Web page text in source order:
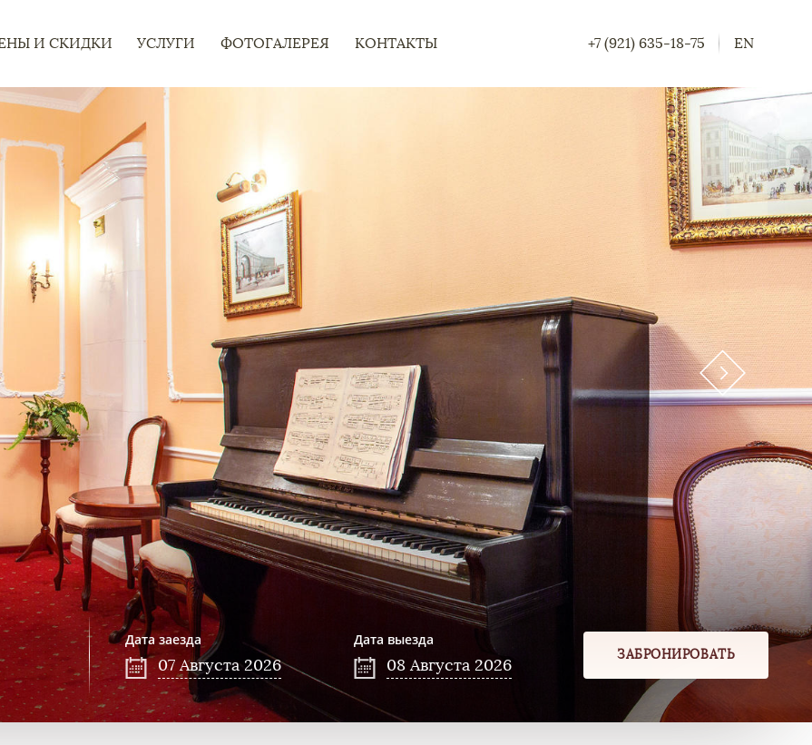
И СКИДКИ УСЛУГИ ФОТОГАЛЕРЕЯ КОНТАКТЫ +7 (921) 635-18-75 EN
Дата заезда
07 Августа 2026
Дата выезда
08 Августа 2026
ЗАБРОНИРОВАТЬ